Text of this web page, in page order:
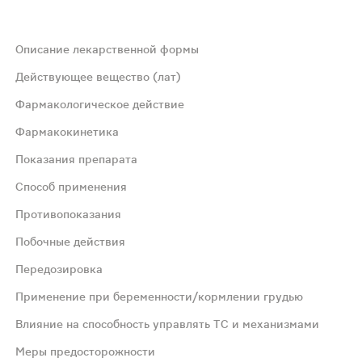
"289" с обеих сторон от риски.
H1-гистаминовых рецепторов и довольно
кишечном тракте. После всасывания препарат
проконсультируйтесь с Вашим лечащим врачом.
I триместр беременности, повышенная
Описание лекарственной формы
Действующее вещество (лат)
Фармакологическое действие
Фармакокинетика
Показания препарата
Способ применения
Противопоказания
Побочные действия
Передозировка
Применение при беременности/кормлении грудью
Влияние на способность управлять ТС и механизмами
Меры предосторожности